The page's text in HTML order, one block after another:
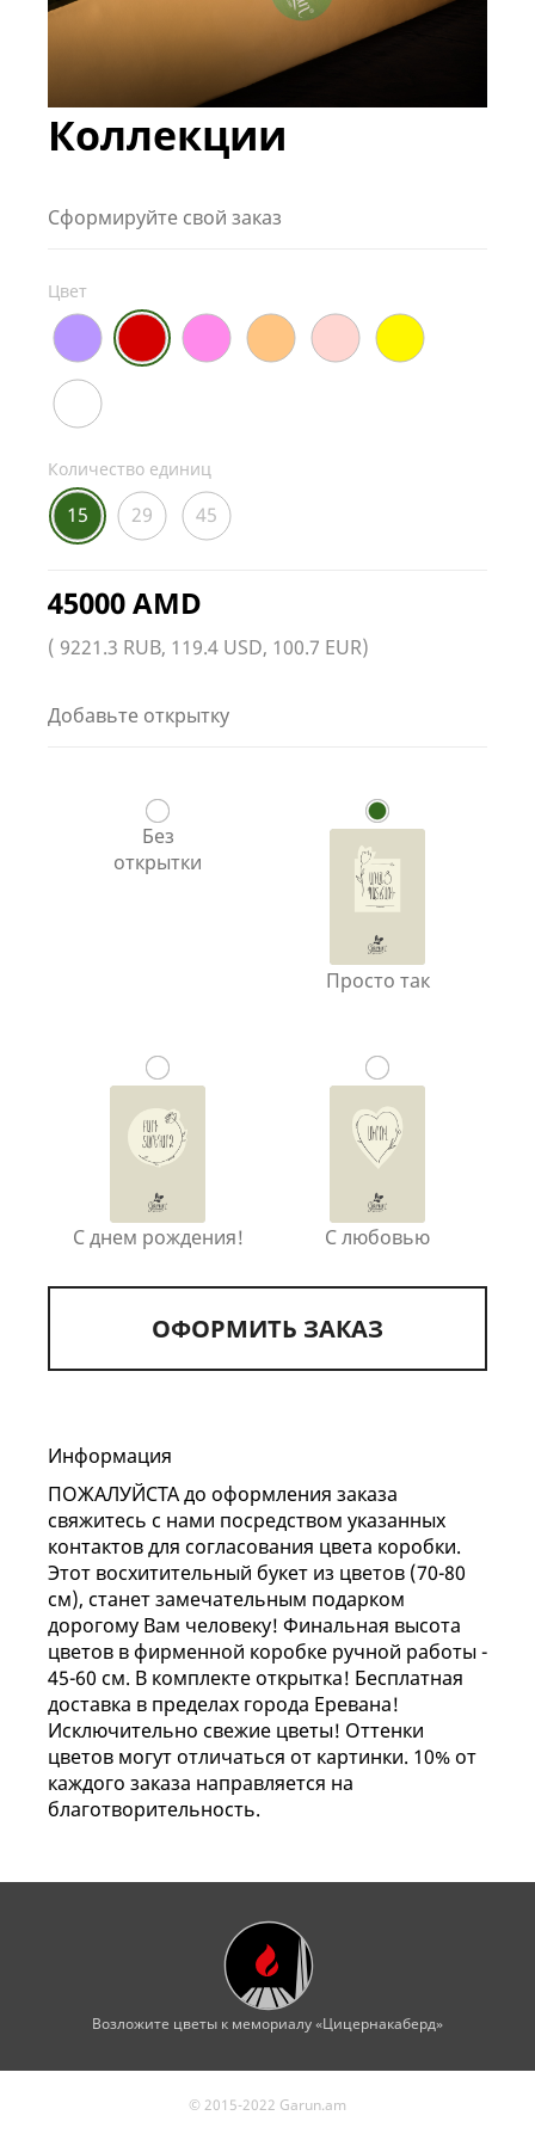
Коллекции
Сформируйте свой заказ
Цвет
Количество единиц
15 29 45
45000 AMD
( 9221.3 RUB, 119.4 USD, 100.7 EUR)
Добавьте открытку
Без
открытки
Просто так
С днем рождения! С любовью
ОФОРМИТЬ ЗАКАЗ
Информация
ПОЖАЛУЙСТА до оформления заказа
свяжитесь с нами посредством указанных
контактов для согласования цвета коробки.
Этот восхитительный букет из цветов (70-80
см), станет замечательным подарком
дорогому Вам человеку! Финальная высота
цветов в фирменной коробке ручной работы -
45-60 см. В комплекте открытка! Бесплатная
доставка в пределах города Еревана!
Исключительно свежие цветы! Оттенки
цветов могут отличаться от картинки. 10% от
каждого заказа направляется на
благотворительность.
Возложите цветы к мемориалу «Цицернакаберд»
© 2015-2022 Garun.am